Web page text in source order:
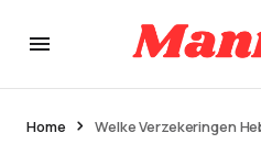
Home Welke Verzekeringen